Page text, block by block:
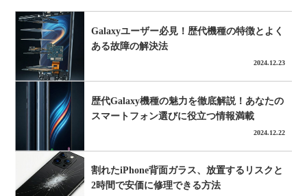
Galaxyユーザー必見！歴代機種の特徴とよく
ある故障の解決法
2024.12.23
歴代Galaxy機種の魅力を徹底解説！あなたの
スマートフォン選びに役立つ情報満載
2024.12.22
割れたiPhone背面ガラス、放置するリスクと
2時間で安価に修理できる方法